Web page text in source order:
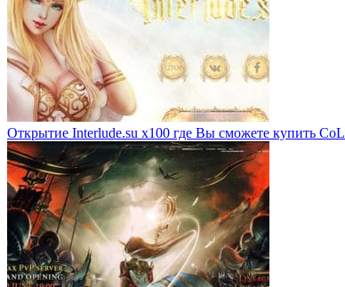
Открытие Interlude.su x100 где Вы сможете купить CoL